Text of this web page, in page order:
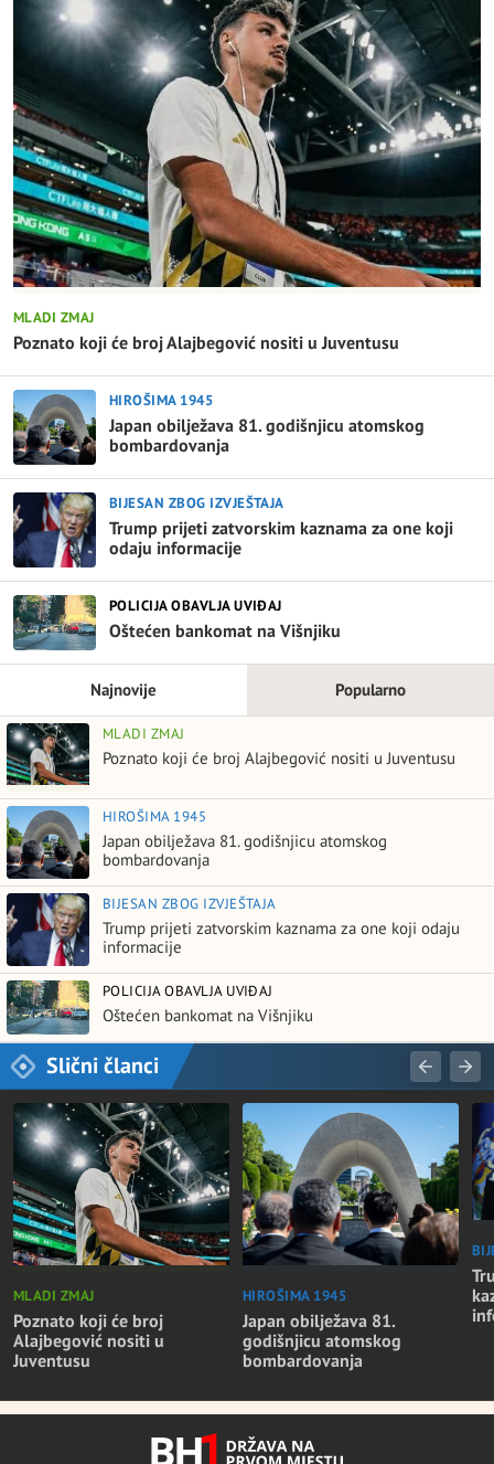
MLADI ZMAJ
Poznato koji će broj Alajbegović nositi u Juventusu
HIROŠIMA 1945
Japan obilježava 81. godišnjicu atomskog
bombardovanja
BIJESAN ZBOG IZVJEŠTAJA
Trump prijeti zatvorskim kaznama za one koji
odaju informacije
POLICIJA OBAVLJA UVIĐAJ
Oštećen bankomat na Višnjiku
Najnovije Popularno
MLADI ZMAJ
Poznato koji će broj Alajbegović nositi u Juventusu
HIROŠIMA 1945
Japan obilježava 81. godišnjicu atomskog
bombardovanja
BIJESAN ZBOG IZVJEŠTAJA
Trump prijeti zatvorskim kaznama za one koji odaju
informacije
POLICIJA OBAVLJA UVIĐAJ
Oštećen bankomat na Višnjiku
Slični članci
MLADI ZMAJ
Poznato koji će broj
Alajbegović nositi u
Juventusu
HIROŠIMA 1945
Japan obilježava 81.
godišnjicu atomskog
bombardovanja